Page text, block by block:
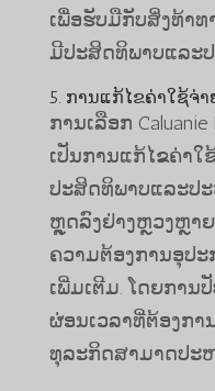
ເພື່ອຮັບມືກັບສິ່ງທ້າທ
ມີປະສິດທິພາບແລະ
5. ການແກ້ໄຂຄ່າໃຊ້ຈ່
ການເລືອກ
ເປັນການແກ້ໄຂຄ່າໃ
ປະສິດທິພາບແລະປ
ຫຼຸດລົງຢ່າງຫຼວງຫຼາ
ຄວາມຕ້ອງການອຸປ
ເພີ່ມເຕີມ. ໂດຍກາ
ຜ່ອນເວລາທີ່ຕ້ອງກາ
ທຸລະກິດສາມາດປະ